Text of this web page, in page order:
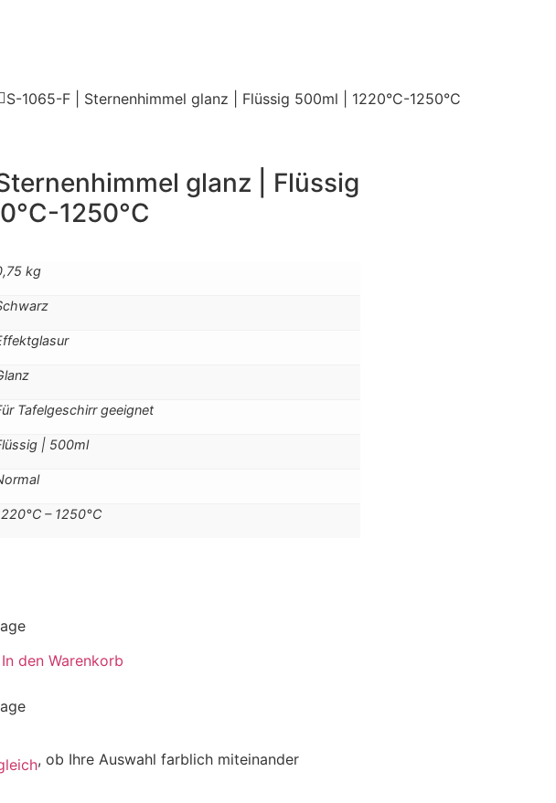
S-1065-F | Sternenhimmel glanz | Flüssig 500ml | 1220°C-1250°C
glanz | Flüssig
1250°C
kg
Tafelgeschirr geeignet
| 500ml
– 1250°C
In den Warenkorb
, ob Ihre Auswahl farblich miteinander